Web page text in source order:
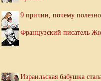
9 причин, почему
Французский писатель
Израильская бабушка